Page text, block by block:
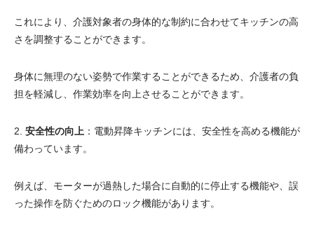
これにより、介護対象者の身体的な制約に合わせてキッチンの高
さを調整することができます。
身体に無理のない姿勢で作業することができるため、介護者の負
担を軽減し、作業効率を向上させることができます。
2. 安全性の向上 ：電動昇降キッチンには、安全性を高める機能が
備わっています。
例えば、モーターが過熱した場合に自動的に停止する機能や、誤
った操作を防ぐためのロック機能があります。